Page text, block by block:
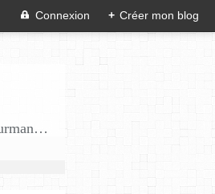
Connexion + Créer mon blog
Des gourmandises sans gluten en solo en duo avec mon fiston . Salé comme Sucré sans gluten éco responsable Les Gourmandises de Bénédicte gâteau produits locaux